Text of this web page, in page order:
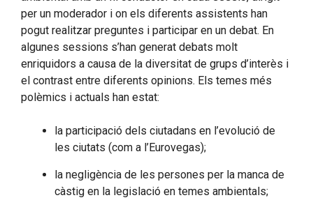
per un moderador i on els diferents assistents han
pogut realitzar preguntes i participar en un debat. En
algunes sessions s’han generat debats molt
enriquidors a causa de la diversitat de grups d’interès i
el contrast entre diferents opinions. Els temes més
polèmics i actuals han estat:
la participació dels ciutadans en l’evolució de
les ciutats (com a l’Eurovegas);
la negligència de les persones per la manca de
càstig en la legislació en temes ambientals;